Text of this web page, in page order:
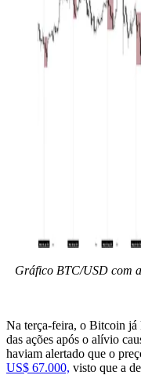
Gráfico BTC/USD com
Na terça-feira, o Bitcoin já
das ações após o alívio
haviam alertado que o
US$ 67.000, visto que a